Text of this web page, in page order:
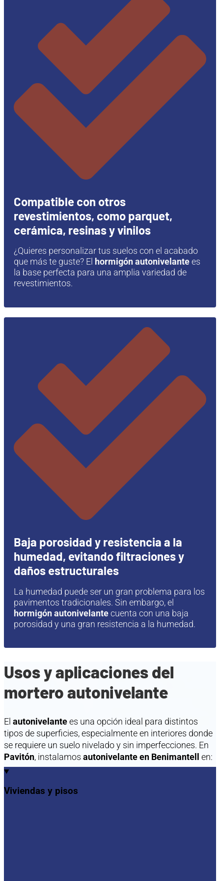
Compatible con otros
revestimientos, como parquet,
cerámica, resinas y vinilos
¿Quieres personalizar tus suelos con el acabado
que más te guste? El hormigón autonivelante es
la base perfecta para una amplia variedad de
revestimientos.
Baja porosidad y resistencia a la
humedad, evitando filtraciones y
daños estructurales
La humedad puede ser un gran problema para los
pavimentos tradicionales. Sin embargo, el
hormigón autonivelante cuenta con una baja
porosidad y una gran resistencia a la humedad.
Usos y aplicaciones del
mortero autonivelante
El autonivelante es una opción ideal para distintos
tipos de superficies, especialmente en interiores donde
se requiere un suelo nivelado y sin imperfecciones. En
Pavitón, instalamos autonivelante en Benimantell en:
Viviendas y pisos